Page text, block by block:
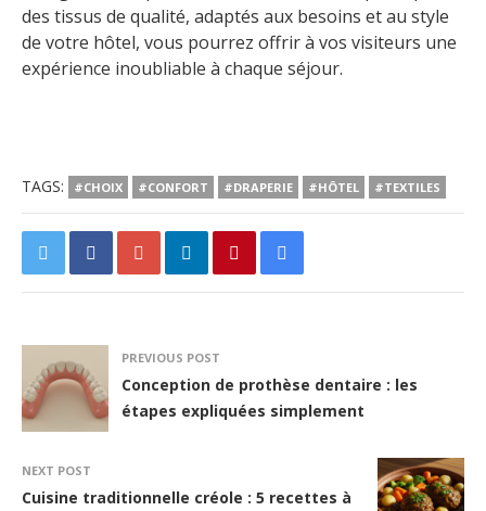
des tissus de qualité, adaptés aux besoins et au style
de votre hôtel, vous pourrez offrir à vos visiteurs une
expérience inoubliable à chaque séjour.
TAGS: #CHOIX #CONFORT #DRAPERIE #HÔTEL #TEXTILES
PREVIOUS POST
Conception de prothèse dentaire : les
étapes expliquées simplement
NEXT POST
Cuisine traditionnelle créole : 5 recettes à